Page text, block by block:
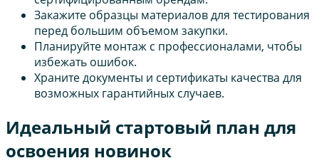
Закажите образцы материалов для тестирования
перед большим объемом закупки.
Планируйте монтаж с профессионалами, чтобы
избежать ошибок.
Храните документы и сертификаты качества для
возможных гарантийных случаев.
Идеальный стартовый план для
освоения новинок